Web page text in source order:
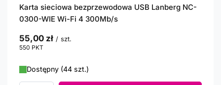
Karta sieciowa bezprzewodowa USB Lanberg NC-
0300-WIE Wi-Fi 4 300Mb/s
55,00 zł / szt.
550 PKT
Dostępny (44 szt.)